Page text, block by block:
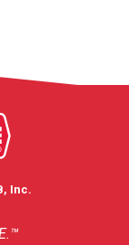
Inc.